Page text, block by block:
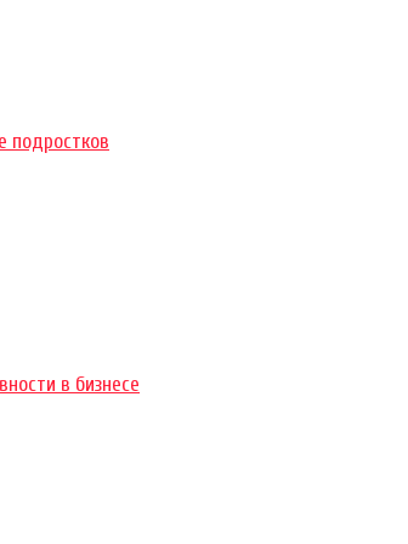
подростков
в бизнесе